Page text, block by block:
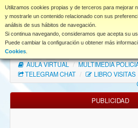
Utilizamos cookies propias y de terceros para mejorar
y mostrarle un contenido relacionado con sus
análisis de sus hábitos de navegación.
Si continua navegando, consideramos que acepta su
Puede cambiar la configuración u obtener más
Cookies
www.coet.es
Portal
Índice Foros
FAQ
NORMAS FORO
Descargas
AULA VIRTUAL / MULTIMEDIA
TELEGRAM CHAT / LIBRO VISITAS
PUBLICIDAD